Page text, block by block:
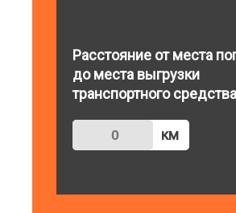
Расстояние от места
до места выгрузки
транспортного средства
км